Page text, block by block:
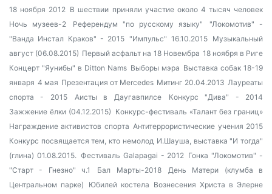
18 ноября 2012 В шествии приняли участие около 4 тысяч человек
Ночь музеев-2
Референдум "по русскому языку"
"Локомотив" -
"Ванда Инстал Краков" - 2015 "Импульс" 16.10.2015
Музыкальный
август (06.08.2015) Первый асфальт на 18 Новембра 18 ноября в Риге
Концерт "Яунибы" в Ditton Nams Выборы мэра Выставка собак 18-19
января 4 мая Презентация от Mercedes Митинг 20.04.2013 Лауреаты
спорта - 2015
Аисты в Даугавпилсе
Конкурс "Дива" - 2014
Зажжение ёлки (04.12.2015) Конкурс-фестиваль «Талант без границ»
Награждение активистов спорта Антитеррористические учения 2015
Конкурс посвящается тем, кто немолод И.Шауша, выставка "И тогда"
(глина) 01.08.2015. Фестиваль Galapagai - 2012 Гонка "Локомотив" -
"Старт - Гнезно" ч.1
Бал Марты-2018
День Матери (клумба в
Центральном парке)
Юбилей костела Вознесения Христа в Элерне